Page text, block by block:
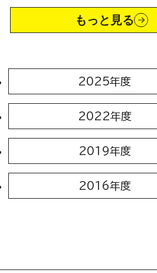
もっと見る
2025年度
2022年度
2019年度
2016年度